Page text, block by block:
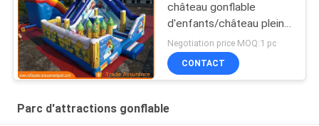
château gonflable
d'enfants/château plein
d'entrain commercial
Negotiation price MOQ:1 pc
CONTACT
Parc d'attractions gonflable